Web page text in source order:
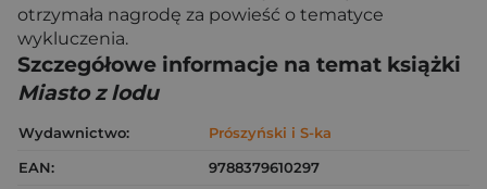
otrzymała nagrodę za powieść o tematyce
wykluczenia.
Szczegółowe informacje na temat książki
Miasto z lodu
Wydawnictwo:
Prószyński i S-ka
EAN:
9788379610297